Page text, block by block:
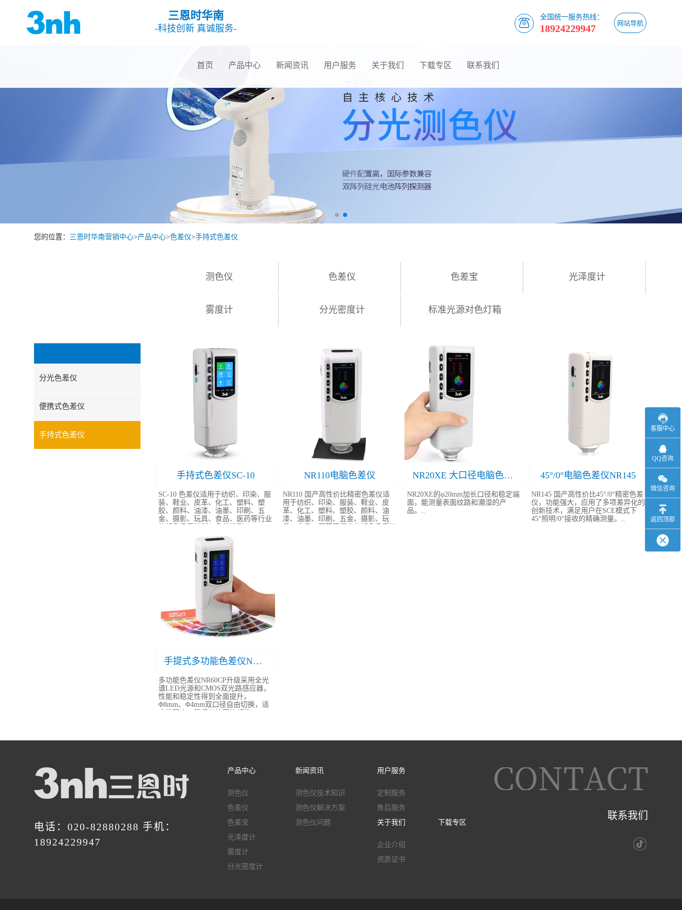
三恩时华南
-科技创新 真诚服务-
全国统一服务热线：
18924229947 网站导航
首页 产品中心 新闻资讯 用户服务 关于我们 下载专区 联系我们
您的位置： 三恩时华南营销中心>产品中心>色差仪>手持式色差仪
测色仪 色差仪 色差宝 光泽度计
雾度计 分光密度计 标准光源对色灯箱
分光色差仪
便携式色差仪
手持式色差仪
手持式色差仪SC-10
SC-10 色差仪适用于纺织、印染、服
装、鞋业、皮革、化工、塑料、塑
胶、颜料、油漆、油墨、印刷、五
金、摄影、玩具、食品、医药等行业
的颜色品质控制、色差检测。..
NR110电脑色差仪
NR110 国产高性价比精密色差仪适
用于纺织、印染、服装、鞋业、皮
革、化工、塑料、塑胶、颜料、油
漆、油墨、印刷、五金、摄影、玩
具、食品、医药等行业的颜色品质控
NR20XE 大口径电脑色差仪
NR20XE的φ20mm加长口径和稳定端
面，能测量表面纹路和潮湿的产
品。..
45°/0°电脑色差仪NR145
NR145 国产高性价比45°/0°精密色差
仪，功能强大，应用了多项差异化的
创新技术，满足用户在SCE模式下
45°照明/0°接收的精确测量。..
手提式多功能色差仪NR60CP
多功能色差仪NR60CP升级采用全光
谱LED光源和CMOS双光路感应器，
性能和稳定性得到全面提升，
Φ8mm、Φ4mm双口径自由切换，适
应性更广，确保从始至终都能..
电话：020-82880288 手机：
18924229947
产品中心
测色仪
色差仪
色差宝
光泽度计
雾度计
分光密度计
新闻资讯
测色仪技术知识
测色仪解决方案
测色仪问题
用户服务
定制服务
售后服务
关于我们
企业介绍
资质证书
下载专区
联系我们
客服中心
QQ咨询
微信咨询
返回顶部